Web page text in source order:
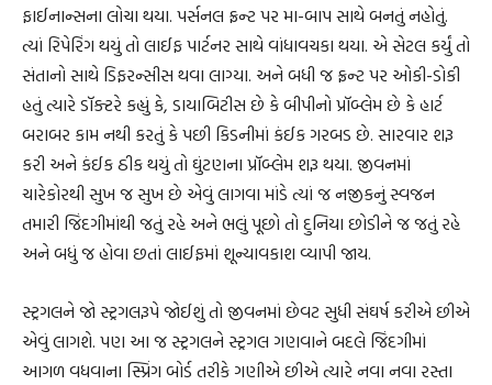
ફાઈનાન્સના લોચા થયા. પર્સનલ ફ્રન્ટ પર મા-બાપ સાથે બનતું નહોતું.
ત્યાં રિપેરિંગ થયું તો લાઈફ પાર્ટનર સાથે વાંધાવચકા થયા. એ સેટલ કર્યું તો
સંતાનો સાથે ડિફરન્સીસ થવા લાગ્યા. અને બધી જ ફ્રન્ટ પર ઓકી-ડોકી
હતું ત્યારે ડૉક્ટરે કહ્યું કે, ડાયાબિટીસ છે કે બીપીનો પ્રૉબ્લેમ છે કે હાર્ટ
બરાબર કામ નથી કરતું કે પછી કિડનીમાં કંઈક ગરબડ છે. સારવાર શરૂ
કરી અને કંઈક ઠીક થયું તો ઘુંટણના પ્રૉબ્લેમ શરૂ થયા. જીવનમાં
ચારેકોરથી સુખ જ સુખ છે એવું લાગવા માંડે ત્યાં જ નજીકનું સ્વજન
તમારી જિંદગીમાંથી જતું રહે અને ભલું પૂછો તો દુનિયા છોડીને જ જતું રહે
અને બધું જ હોવા છતાં લાઈફમાં શૂન્યાવકાશ વ્યાપી જાય.
સ્ટ્રગલને જો સ્ટ્રગલરૂપે જોઈશું તો જીવનમાં છેવટ સુધી સંઘર્ષ કરીએ છીએ
એવું લાગશે. પણ આ જ સ્ટ્રગલને સ્ટ્રગલ ગણવાને બદલે જિંદગીમાં
આગળ વધવાના સ્પ્રિંગ બોર્ડ તરીકે ગણીએ છીએ ત્યારે નવા નવા રસ્તા